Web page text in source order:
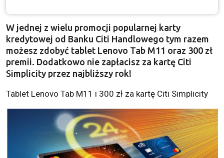
W jednej z wielu promocji popularnej karty
kredytowej od Banku Citi Handlowego tym razem
możesz zdobyć tablet Lenovo Tab M11 oraz 300 zł
premii. Dodatkowo nie zapłacisz za kartę Citi
Simplicity przez najbliższy rok!
Tablet Lenovo Tab M11 i 300 zł za kartę Citi Simplicity